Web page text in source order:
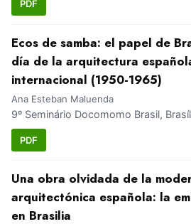
PDF
Ecos de samba: el papel de
día de la arquitectura
internacional (1950-1965)
Ana Esteban Maluenda
9º Seminário Docomomo Brasil,
PDF
Una obra olvidada de la
arquitectónica española: la
en Brasilia